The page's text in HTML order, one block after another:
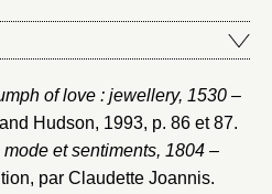
of love : jewellery, 1530 –
Hudson, 1993, p. 86 et 87.
et sentiments, 1804 –
par Claudette Joannis.